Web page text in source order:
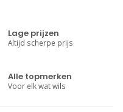
Lage prijzen
Altijd scherpe prijs
Alle topmerken
Voor elk wat wils